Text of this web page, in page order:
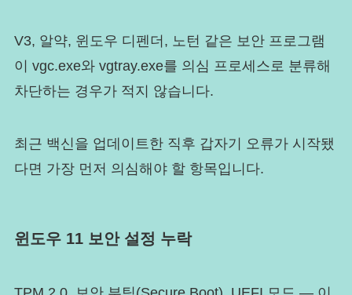
V3, 알약, 윈도우 디펜더, 노턴 같은 보안 프로그램
이 vgc.exe와 vgtray.exe를 의심 프로세스로 분류해
차단하는 경우가 적지 않습니다.
최근 백신을 업데이트한 직후 갑자기 오류가 시작됐
다면 가장 먼저 의심해야 할 항목입니다.
윈도우 11 보안 설정 누락